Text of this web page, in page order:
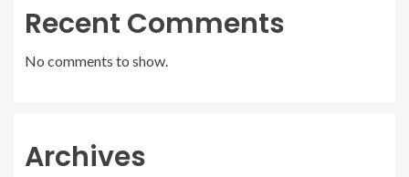
Recent Comments
No comments to show.
Archives